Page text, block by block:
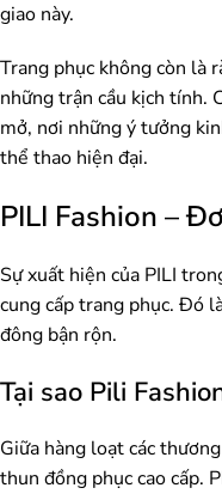
giao này.
Trang phục không còn là
những trận cầu kịch tính.
mở, nơi những ý tưởng
thể thao hiện đại.
PILI Fashion –
Sự xuất hiện của PILI
cung cấp trang phục. Đó
đông bận rộn.
Tại sao Pili
Giữa hàng loạt các
thun đồng phục cao cấp.